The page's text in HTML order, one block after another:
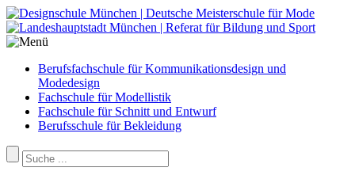
Berufsfachschule für Kommunikationsdesign und
Modedesign
Fachschule für Modellistik
Fachschule für Schnitt und Entwurf
Berufsschule für Bekleidung